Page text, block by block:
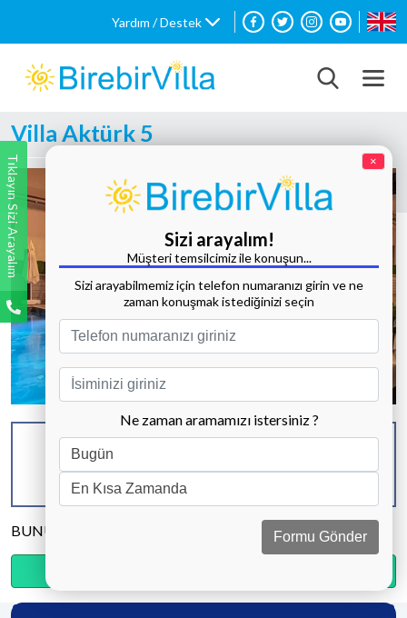
Yardım / Destek
Villa Aktürk 5
Tüm Fotoğrafları Göster
KAPASİTE
8 KİŞİ
BANYO & WC
4 ADET
YATAK ODASI
BUNU PAYLAŞ
Tıklayın Sizi Arayalım ×
Sizi arayalım!
Müşteri temsilcimiz ile konuşun...
Sizi arayabilmemiz için telefon numaranızı girin ve ne
zaman konuşmak istediğinizi seçin
Ne zaman aramamızı istersiniz ?
Formu Gönder